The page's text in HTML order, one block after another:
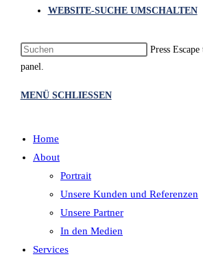
WEBSITE-SUCHE UMSCHALTEN
Press
panel.
MENÜ SCHLIESSEN
Home
About
Portrait
Unsere Kunden und Referenzen
Unsere Partner
In den Medien
Services